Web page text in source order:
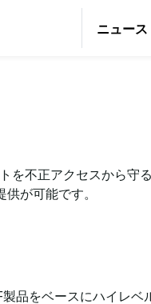
ニュース
不正アクセスから守
が可能です。
品をベースにハイレ